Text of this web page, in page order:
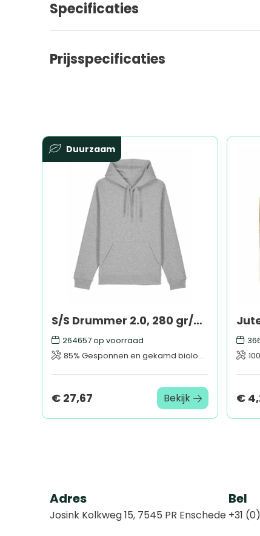
Specificaties
Prijsspecificaties
Duurzaam
S/S Drummer 2.0, 280 gr/m²
264657op voorraad
85% Gesponnen en gekamd biologisch katoen, 15% Polyester
€ 27,67 Bekijk €
Adres
Josink Kolkweg 15, 7545 PR Enschede
Bel
+31